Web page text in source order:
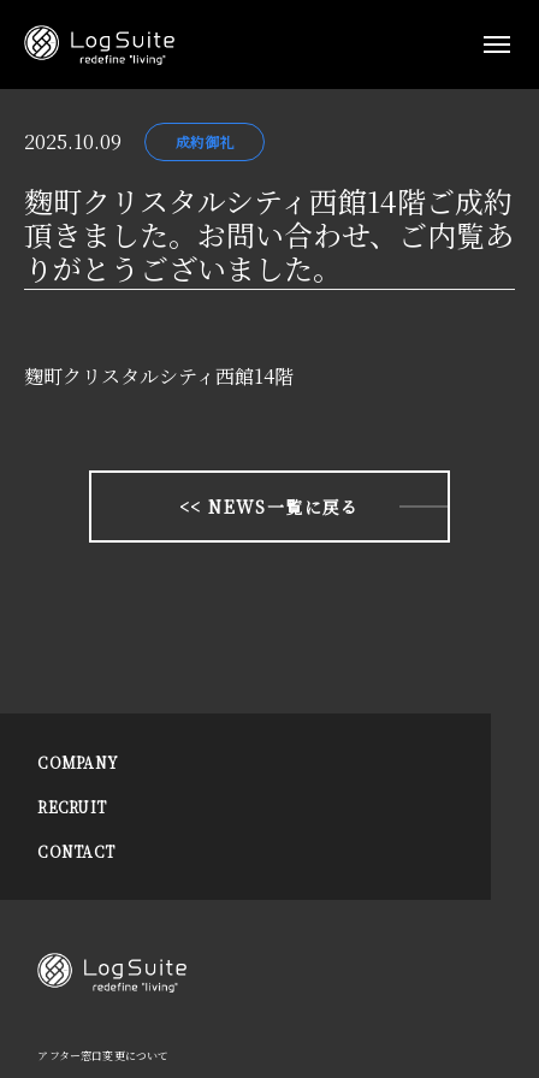
2025.10.09 成約御礼
麴町クリスタルシティ西館14階ご成約
頂きました。お問い合わせ、ご内覧あ
りがとうございました。
麴町クリスタルシティ西館14階
<< NEWS一覧に戻る
COMPANY
RECRUIT
CONTACT
アフター窓口変更について